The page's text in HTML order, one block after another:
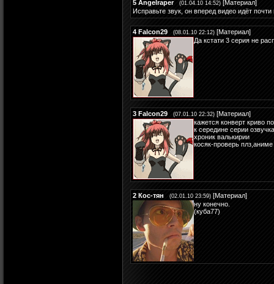
5 Angelraper (01.04.10 14:52) [Материал]
Исправьте звук, он вперед видео идёт
4 Falcon29 (08.01.10 22:12) [Материал]
Да кстати 3 серия не
3 Falcon29 (07.01.10 22:32) [Материал]
кажется конверт криво
к середине серии
хроник валькирии
косяк-проверь
2 Кос-тян (02.01.10 23:59) [Материал]
ну конечно.
(куба77)